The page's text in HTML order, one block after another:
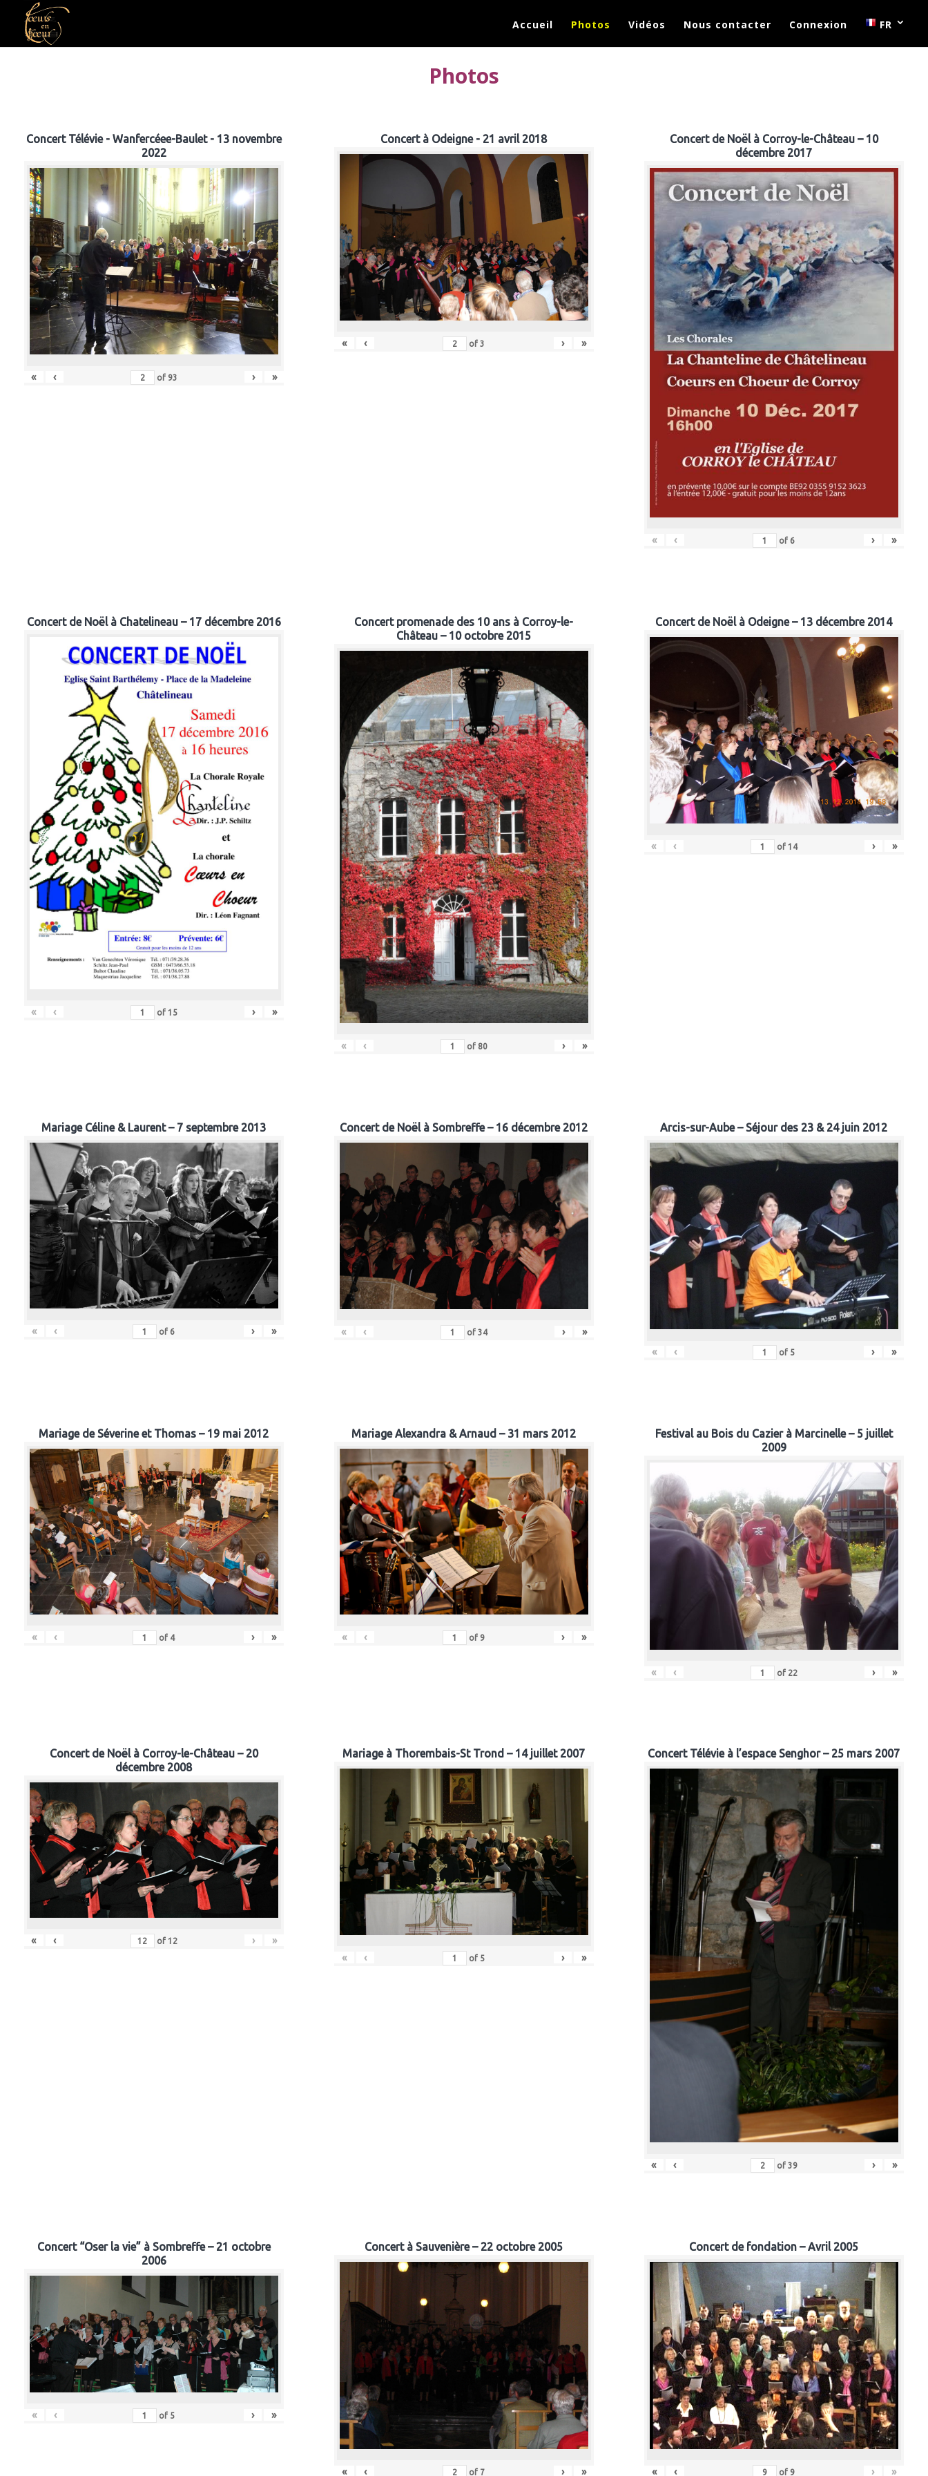
Accueil Photos Vidéos Nous contacter Connexion FR
Photos
Concert Télévie - Wanfercéee-Baulet - 13 novembre
2022
« ‹ of 93 › »
Concert à Odeigne - 21 avril 2018
« ‹ of3 › »
Concert de Noël à Corroy-le-Château – 10
décembre 2017
« ‹ of 6 › »
Concert de Noël à Chatelineau – 17 décembre 2016
« ‹ of 15 › »
Concert promenade des 10 ans à Corroy-le-
Château – 10 octobre 2015
« ‹ of 80 › »
Concert de Noël à Odeigne – 13 décembre 2014
« ‹ of 14 › »
Mariage Céline & Laurent – 7 septembre 2013
« ‹ of 6 › »
Concert de Noël à Sombreffe – 16 décembre 2012
« ‹ of 34 › »
Arcis-sur-Aube – Séjour des 23 & 24 juin 2012
« ‹ of 5 › »
Mariage de Séverine et Thomas – 19 mai 2012
« ‹ of 4 › »
Mariage Alexandra & Arnaud – 31 mars 2012
« ‹ of 9 › »
Festival au Bois du Cazier à Marcinelle – 5 juillet
2009
« ‹ of 22 › »
Concert de Noël à Corroy-le-Château – 20
décembre 2008
« ‹ of 12 › »
Mariage à Thorembais-St Trond – 14 juillet 2007
« ‹ of 5 › »
Concert Télévie à l’espace Senghor – 25 mars 2007
« ‹ of 39 › »
Concert “Oser la vie” à Sombreffe – 21 octobre
2006
« ‹ of 5 › »
Concert à Sauvenière – 22 octobre 2005
« ‹ of 7 › »
Concert de fondation – Avril 2005
« ‹ of 9 › »